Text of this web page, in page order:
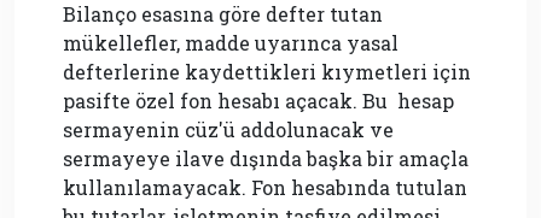
Bilanço esasına göre defter tutan
mükellefler, madde uyarınca yasal
defterlerine kaydettikleri kıymetleri için
pasifte özel fon hesabı açacak. Bu hesap
sermayenin cüz'ü addolunacak ve
sermayeye ilave dışında başka bir amaçla
kullanılamayacak. Fon hesabında tutulan